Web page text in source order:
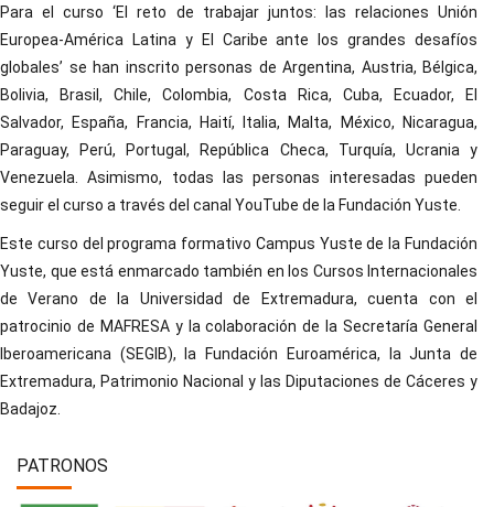
Para el curso ‘El reto de trabajar juntos: las relaciones Unión
Europea-América Latina y El Caribe ante los grandes desafíos
globales’ se han inscrito personas de Argentina, Austria, Bélgica,
Bolivia, Brasil, Chile, Colombia, Costa Rica, Cuba, Ecuador, El
Salvador, España, Francia, Haití, Italia, Malta, México, Nicaragua,
Paraguay, Perú, Portugal, República Checa, Turquía, Ucrania y
Venezuela. Asimismo, todas las personas interesadas pueden
seguir el curso a través del canal YouTube de la Fundación Yuste.
Este curso del programa formativo Campus Yuste de la Fundación
Yuste, que está enmarcado también en los Cursos Internacionales
de Verano de la Universidad de Extremadura, cuenta con el
patrocinio de MAFRESA y la colaboración de la Secretaría General
Iberoamericana (SEGIB), la Fundación Euroamérica, la Junta de
Extremadura, Patrimonio Nacional y las Diputaciones de Cáceres y
Badajoz.
PATRONOS